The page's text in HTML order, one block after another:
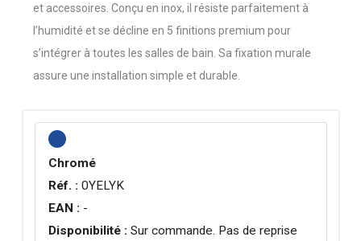
et accessoires. Conçu en inox, il résiste parfaitement à
l’humidité et se décline en 5 finitions premium pour
s’intégrer à toutes les salles de bain. Sa fixation murale
assure une installation simple et durable.
Chromé
Réf. : 0YELYK
EAN : -
Disponibilité : Sur commande. Pas de reprise